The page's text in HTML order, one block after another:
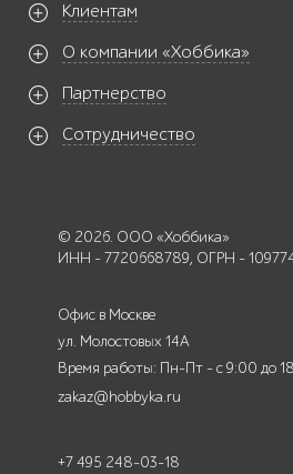
Клиентам
О компании «Хоббика»
Партнерство
Сотрудничество
© 2026. ООО «Хоббика»
ИНН - 7720668789, ОГРН -
Офис в Москве
ул. Молостовых 14А
Время работы: Пн-Пт - с 9:00 до
zakaz@hobbyka.ru
+7 495 248-03-18